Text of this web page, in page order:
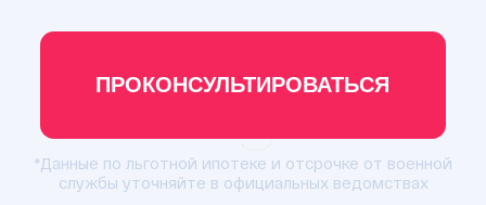
ПРОКОНСУЛЬТИРОВАТЬСЯ
*Данные по льготной ипотеке и отсрочке от военной
службы уточняйте в официальных ведомствах